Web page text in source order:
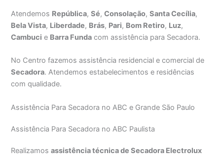
Atendemos República,Sé,Consolação,Santa Cecília,
Bela Vista, Liberdade, Brás, Pari, Bom Retiro, Luz,
Cambuci e Barra Funda com assistência para Secadora.
No Centro fazemos assistência residencial e comercial de
Secadora. Atendemos estabelecimentos e residências
com qualidade.
Assistência Para Secadora no ABC e Grande São Paulo
Assistência Para Secadora no ABC Paulista
Realizamosassistência técnica de Secadora Electrolux